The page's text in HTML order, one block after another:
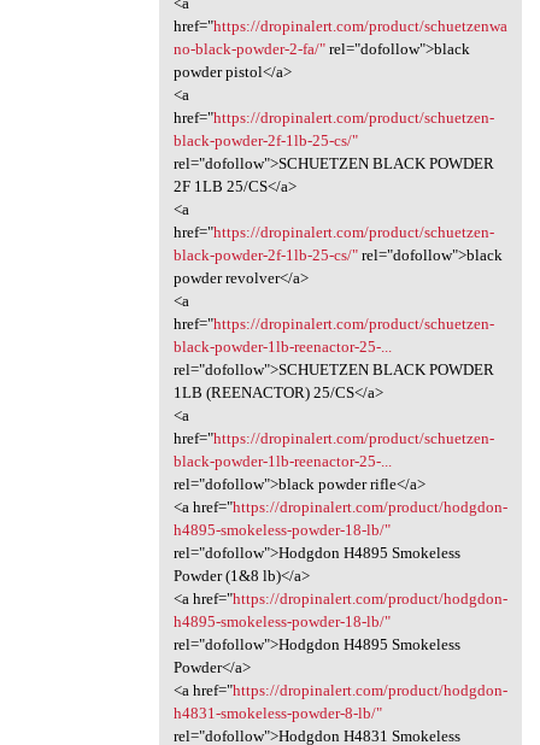
href="https://dropinalert.com/product/schuetzenwa
no-black-powder-2-fa/"rel="dofollow">black
powder pistol</a>
<a
href="https://dropinalert.com/product/schuetzen-
black-powder-2f-1lb-25-cs/"
rel="dofollow">SCHUETZEN BLACK POWDER
2F 1LB 25/CS</a>
<a
href="https://dropinalert.com/product/schuetzen-
black-powder-2f-1lb-25-cs/"rel="dofollow">black
powder revolver</a>
<a
href="https://dropinalert.com/product/schuetzen-
black-powder-1lb-reenactor-25-...
rel="dofollow">SCHUETZEN BLACK POWDER
1LB (REENACTOR) 25/CS</a>
<a
href="https://dropinalert.com/product/schuetzen-
black-powder-1lb-reenactor-25-...
rel="dofollow">black powder rifle</a>
<a href="https://dropinalert.com/product/hodgdon-
h4895-smokeless-powder-18-lb/"
rel="dofollow">Hodgdon H4895 Smokeless
Powder (1&8 lb)</a>
<a href="https://dropinalert.com/product/hodgdon-
h4895-smokeless-powder-18-lb/"
rel="dofollow">Hodgdon H4895 Smokeless
Powder</a>
<a href="https://dropinalert.com/product/hodgdon-
h4831-smokeless-powder-8-lb/"
rel="dofollow">Hodgdon H4831 Smokeless